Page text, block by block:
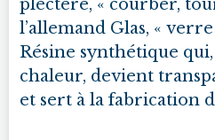
plectere, « courber,
l’allemand Glas, « verre
Résine synthétique qui,
chaleur, devient
et sert à la fabrication